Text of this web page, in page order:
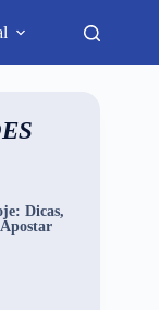
Dicas,